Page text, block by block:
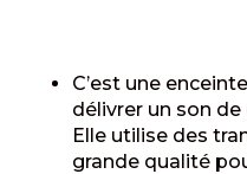
C’est une
délivrer un son
Elle utilise des
grande qualité